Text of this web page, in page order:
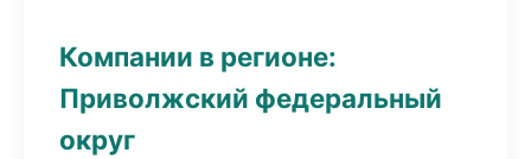
Компании в регионе:
Приволжский федеральный
округ